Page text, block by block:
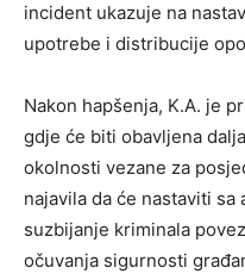
incident ukazuje na
upotrebe i distribucije
Nakon hapšenja, K.A. je
gdje će biti obavljena
okolnosti vezane za
najavila da će nastaviti
suzbijanje kriminala
očuvanja sigurnosti